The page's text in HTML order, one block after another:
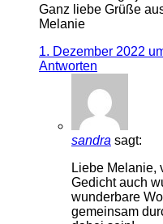
Ganz liebe Grüße
Melanie
1. Dezember 2022
Antworten
sandra sagt:
Liebe Melanie,
Gedicht auch
wunderbare
gemeinsam